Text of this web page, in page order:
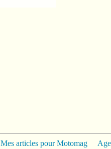
Mes articles pour Motomag